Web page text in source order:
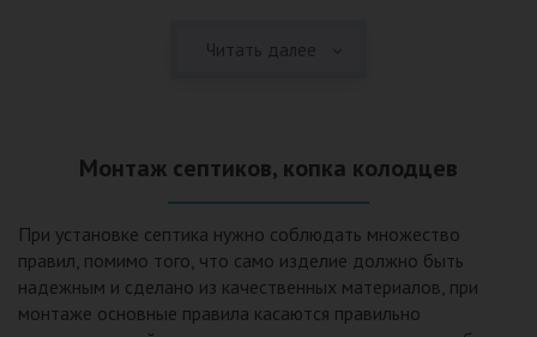
представления о требованиях ПУЭ, ведь не качественный
вод – самый эффективный способ из всех существующих
оборудования вода может применяться для хозяйственных
нужд и полива огорода, а остатки ила при чистке могут
стать эффективным удобрением. Нет необходимости
тратить средства на ассенизаторскую машину. Системы
Читать далее
Монтаж септиков, копка колодцев
При установке септика нужно соблюдать множество
правил, помимо того, что само изделие должно быть
надежным и сделано из качественных материалов, при
монтаже основные правила касаются правильно